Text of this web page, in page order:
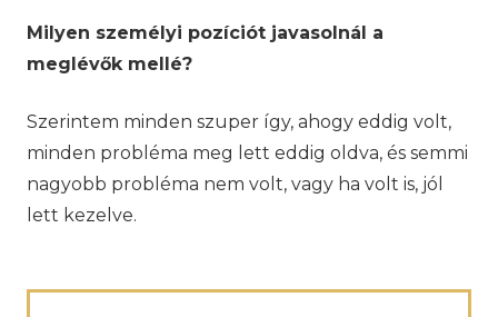
Milyen személyi pozíciót javasolnál a
meglévők mellé?
Szerintem minden szuper így, ahogy eddig volt,
minden probléma meg lett eddig oldva, és semmi
nagyobb probléma nem volt, vagy ha volt is, jól
lett kezelve.